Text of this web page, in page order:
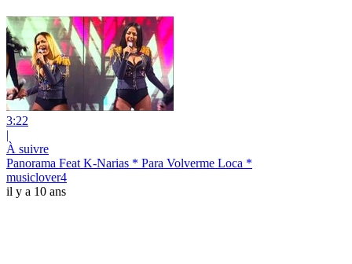
3:22
|
À suivre
Panorama Feat K-Narias * Para Volverme Loca *
musiclover4
il y a 10 ans